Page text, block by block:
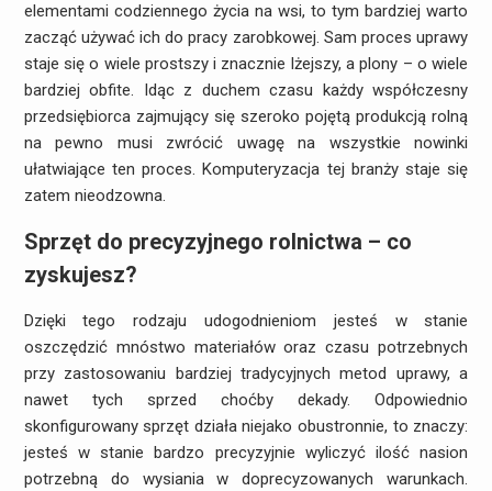
elementami codziennego życia na wsi, to tym bardziej warto
zacząć używać ich do pracy zarobkowej. Sam proces uprawy
staje się o wiele prostszy i znacznie lżejszy, a plony – o wiele
bardziej obfite. Idąc z duchem czasu każdy współczesny
przedsiębiorca zajmujący się szeroko pojętą produkcją rolną
na pewno musi zwrócić uwagę na wszystkie nowinki
ułatwiające ten proces. Komputeryzacja tej branży staje się
zatem nieodzowna.
Sprzęt do precyzyjnego rolnictwa – co
zyskujesz?
Dzięki tego rodzaju udogodnieniom jesteś w stanie
oszczędzić mnóstwo materiałów oraz czasu potrzebnych
przy zastosowaniu bardziej tradycyjnych metod uprawy, a
nawet tych sprzed choćby dekady. Odpowiednio
skonfigurowany sprzęt działa niejako obustronnie, to znaczy:
jesteś w stanie bardzo precyzyjnie wyliczyć ilość nasion
potrzebną do wysiania w doprecyzowanych warunkach.